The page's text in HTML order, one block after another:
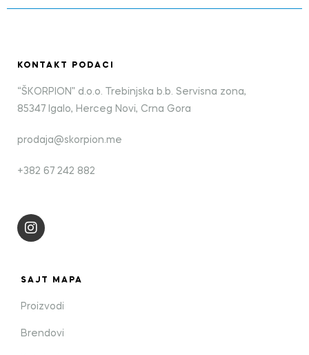
KONTAKT PODACI
“ŠKORPION” d.o.o. Trebinjska b.b. Servisna zona,
85347 Igalo, Herceg Novi, Crna Gora
prodaja@skorpion.me
+382 67 242 882
SAJT MAPA
Proizvodi
Brendovi